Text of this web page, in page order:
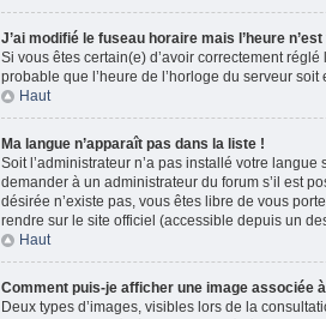
J’ai modifié le fuseau horaire mais l’heure
Si vous êtes certain(e) d’avoir correctement
probable que l’heure de l’horloge du serveur
Haut
Ma langue n’apparaît pas dans la liste !
Soit l’administrateur n’a pas installé votre
demander à un administrateur du forum s’il est
désirée n’existe pas, vous êtes libre de vous
rendre sur le site officiel (accessible depuis un
Haut
Comment puis-je afficher une image associée
Deux types d’images, visibles lors de la